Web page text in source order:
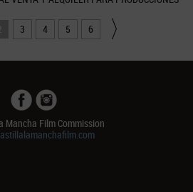
3 4 5 6
Mancha Film Commission